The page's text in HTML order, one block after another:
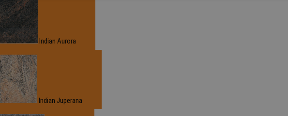
Indian Aurora
Indian Juperana